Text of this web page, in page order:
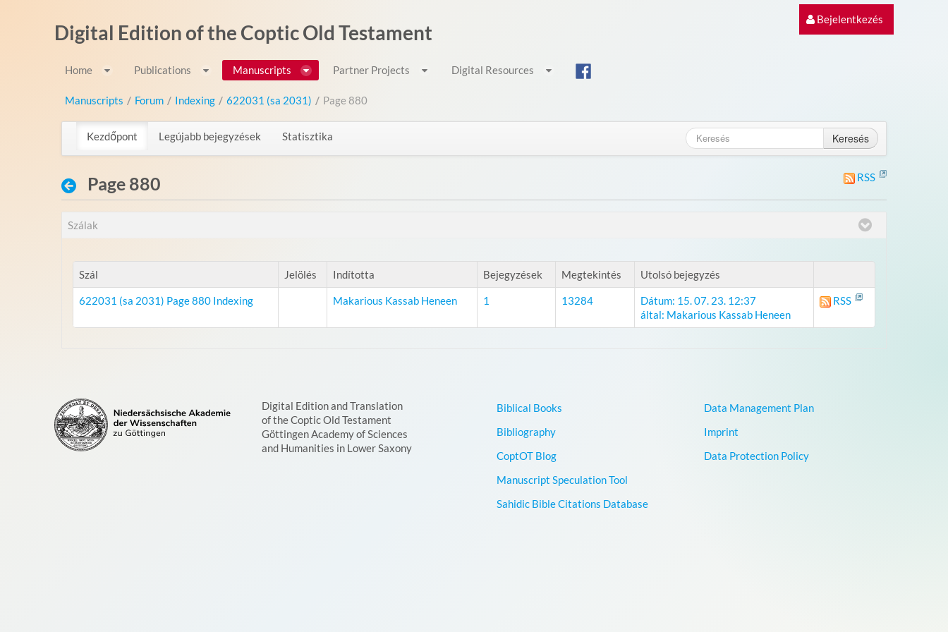
Bejelentkezés
Digital Edition of the Coptic Old Testament
Home Publications Manuscripts Partner Projects Digital Resources
Manuscripts / Forum / Indexing / 622031 (sa 2031) / Page 880
Kezdőpont Legújabb bejegyzések Statisztika Keresés
RSS
Page 880
Szálak
Szál Jelölés Indította Bejegyzések Megtekintés Utolsó bejegyzés
622031 (sa 2031) Page 880 Indexing Makarious Kassab Heneen 1 13284
Dátum: 15. 07. 23. 12:37
által: Makarious Kassab Heneen
RSS
Digital Edition and Translation
of the Coptic Old Testament
Göttingen Academy of Sciences
and Humanities in Lower Saxony
Biblical Books
Bibliography
CoptOT Blog
Manuscript Speculation Tool
Sahidic Bible Citations Database
Data Management Plan
Imprint
Data Protection Policy